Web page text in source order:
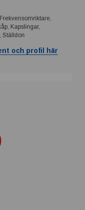
Kapslingar,
Ställdon
och profil här